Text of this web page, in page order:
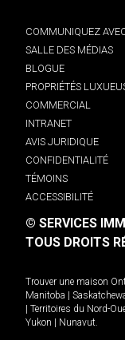
COMMUNIQUEZ
SALLE DES MÉDIAS
BLOGUE
PROPRIÉTÉS
COMMERCIAL
INTRANET
AVIS JURIDIQUE
CONFIDENTIALITÉ
TÉMOINS
ACCESSIBILITÉ
© SERVICES
TOUS DROITS
Trouver une maison
Manitoba
Territoires du Nord-
Yukon
Nunavut.